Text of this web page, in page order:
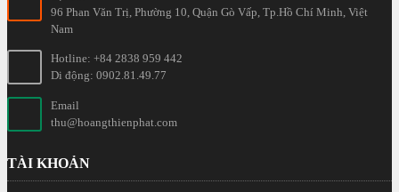
96 Phan Văn Trị, Phường 10, Quận Gò Vấp, Tp.Hồ Chí Minh, Việt
Nam
Hotline: +84 2838 959 442
Di động: 0902.81.49.77
Email
thu@hoangthienphat.com
TÀI KHOẢN